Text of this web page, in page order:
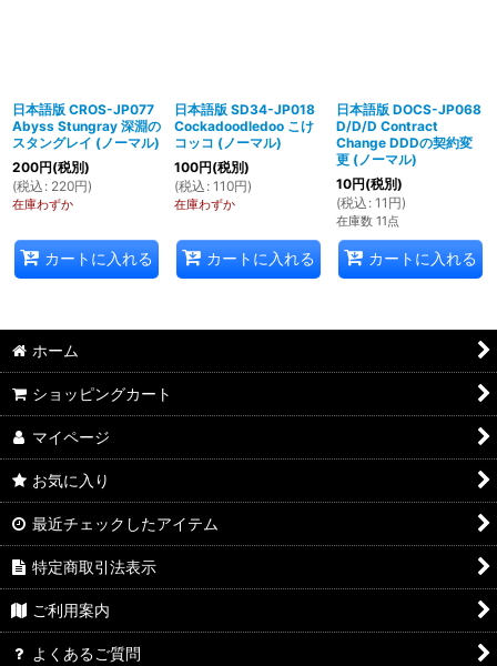
日本語版 CROS-JP077
Abyss Stungray 深淵の
スタングレイ (ノーマル)
200円(税別)
(税込 : 220円)
在庫わずか
カートに入れる
日本語版 SD34-JP018
Cockadoodledoo こけ
コッコ (ノーマル)
100円(税別)
(税込 : 110円)
在庫わずか
カートに入れる
日本語版 DOCS-JP068
D/D/D Contract
Change DDDの契約変
更 (ノーマル)
10円(税別)
(税込 : 11 円)
在庫数 11点
カートに入れる
ホーム
ショッピングカート
マイページ
お気に入り
最近チェックしたアイテム
特定商取引法表示
ご利用案内
よくあるご質問